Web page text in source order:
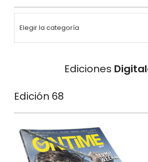
Ediciones
Edición 68